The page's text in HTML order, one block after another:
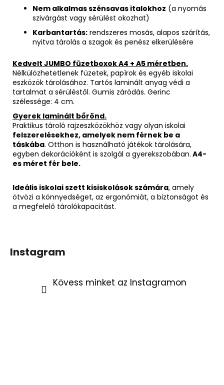
Nem alkalmas szénsavas italokhoz (a nyomás
szivárgást vagy sérülést okozhat)
Karbantartás: rendszeres mosás, alapos szárítás,
nyitva tárolás a szagok és penész elkerülésére
Kedvelt JUMBO füzetboxok A4 + A5 méretben.
Nélkülözhetetlenek füzetek, papírok és egyéb iskolai
eszközök tárolásához. Tartós laminált anyag védi a
tartalmat a sérüléstől. Gumis záródás. Gerinc
szélessége: 4 cm.
Gyerek laminált bőrönd.
Praktikus tároló rajzeszközökhöz vagy olyan iskolai
felszerelésekhez, amelyek nem férnek be a
táskába. Otthon is használható játékok tárolására,
egyben dekorációként is szolgál a gyerekszobában. A4-
es méret fér bele.
Ideális iskolai szett kisiskolások számára, amely
ötvözi a könnyedséget, az ergonómiát, a biztonságot és
a megfelelő tárolókapacitást.
Instagram
Kövess minket az Instagramon